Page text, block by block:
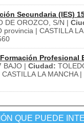
Secundaria (IES)
DE OROZCO, S/N |
provincia | CASTILLA
Profesional
BAJO | Ciudad:
LA MANCHA |
QUE PUEDE